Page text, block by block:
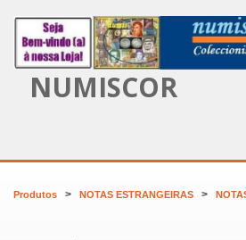
NUMISCOR
Produtos > NOTAS ESTRANGEIRAS >